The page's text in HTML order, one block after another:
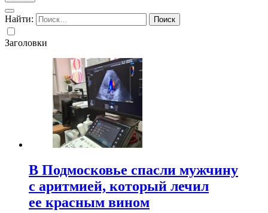
Найти:
Заголовки
В Подмосковье спасли мужчину
с аритмией, который лечил
ее красным вином